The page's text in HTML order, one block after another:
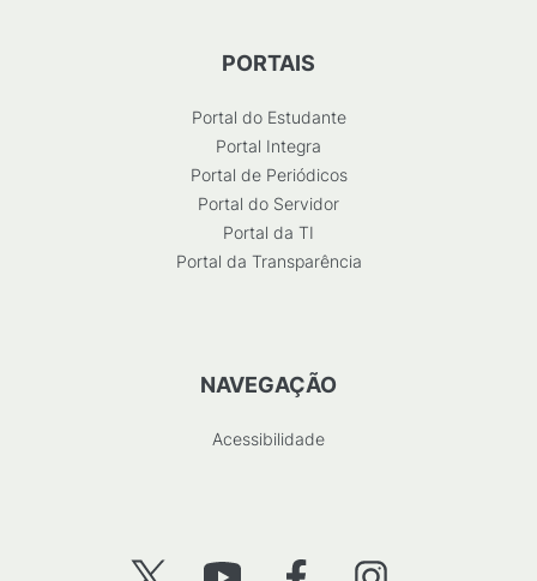
PORTAIS
Portal do Estudante
Portal Integra
Portal de Periódicos
Portal do Servidor
Portal da TI
Portal da Transparência
NAVEGAÇÃO
Acessibilidade